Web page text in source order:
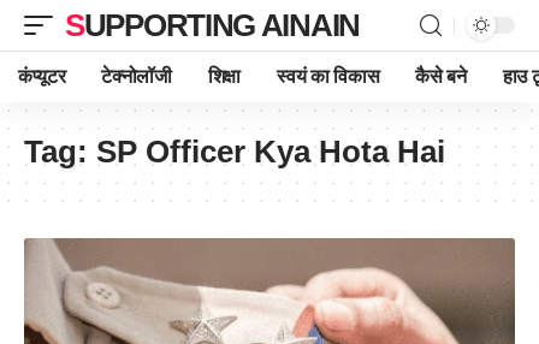
SUPPORTING AINAIN
कंप्यूटर टेक्नोलॉजी शिक्षा स्वयं का विकास कैसे बने हाउ
Tag: SP Officer Kya Hota Hai